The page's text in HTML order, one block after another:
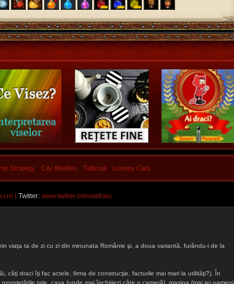
Strategy City Beetles Tallsnail Looney Cats
| Twitter: www.twitter.com/aidraci
viaţa ta de zi cu zi din minunata Românie şi, a doua variantă, furându-i de la
câţi draci îţi fac actele, firma de construcţie, facturile mai mari la utilităţi?). În
tale, casa (unde mai închiriezi câte o cameră), maşina (mai iei oameni